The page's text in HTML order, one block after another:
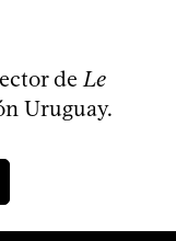
deLe
Uruguay.